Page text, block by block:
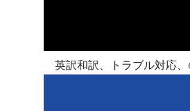
英訳和訳、トラブル対応、